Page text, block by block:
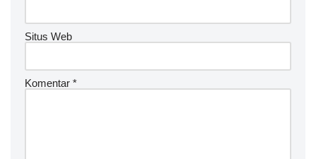
Situs Web
Komentar *